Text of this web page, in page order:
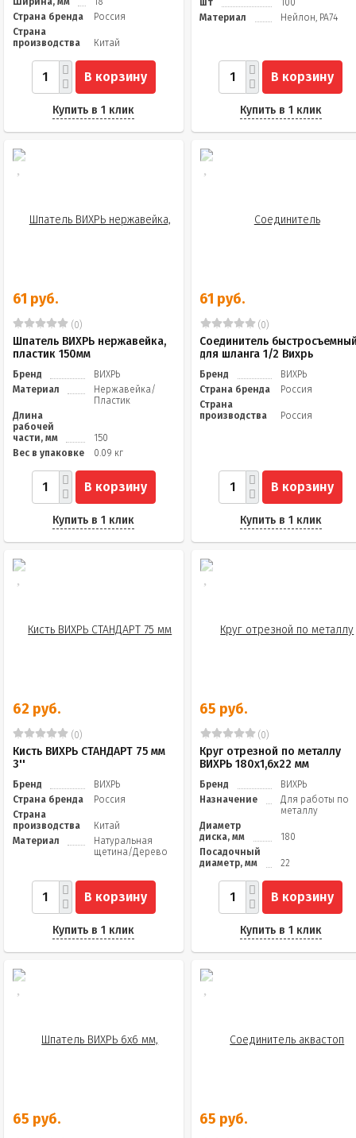
Страна бренда
Россия
Страна
производства
Китай
В корзину
Купить в 1 клик
шт
100
Материал
Нейлон, PA74
В корзину
Купить в 1 клик
61 руб.
(0)
Шпатель ВИХРЬ нержавейка,
пластик 150мм
Бренд
ВИХРЬ
Материал
Нержавейка/
Пластик
Длина
рабочей
части, мм
150
Вес в упаковке
0.09 кг
В корзину
Купить в 1 клик
61 руб.
(0)
Соединитель
для шланга 1/2 Вихрь
Бренд
ВИХРЬ
Страна бренда
Россия
Страна
производства
Россия
В корзину
Купить в 1 клик
62 руб.
(0)
Кисть ВИХРЬ СТАНДАРТ 75 мм
3''
Бренд
ВИХРЬ
Страна бренда
Россия
Страна
производства
Китай
Материал
Натуральная
щетина/Дерево
В корзину
Купить в 1 клик
65 руб.
(0)
Круг отрезной по металлу
ВИХРЬ 180х1,6х22 мм
Бренд
ВИХРЬ
Назначение
Для работы по
металлу
Диаметр
диска, мм
180
Посадочный
диаметр, мм
22
В корзину
Купить в 1 клик
65 руб. 65 руб.